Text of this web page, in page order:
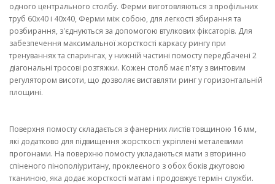
одного центрального столбу. Ферми виготовляються з профільних
труб 60х40 і 40х40, Ферми між собою, для легкості збирання та
розбирання, з'єднуються за допомогою втулкових фіксаторів. Для
забезпечення максимальної жорсткості каркасу рингу при
тренуваннях та спарингах, у нижній частині помосту передбачені 2
діагональні тросові розтяжки. Кожен столб має п'яту з винтовим
регулятором висоти, що дозволяє виставляти ринг у горизонтальній
площині.
Поверхня помосту складається з фанерних листів товщиною 16 мм,
які додатково для підвищення жорсткості укріплені металевими
прогонами. На поверхню помосту укладаються мати з вторинно
спіненого пінополіуритану, проклеєного з обох боків джутовою
тканиною, яка додає жорсткості матам і продовжує термін служби.